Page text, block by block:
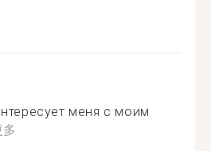
меня с моим